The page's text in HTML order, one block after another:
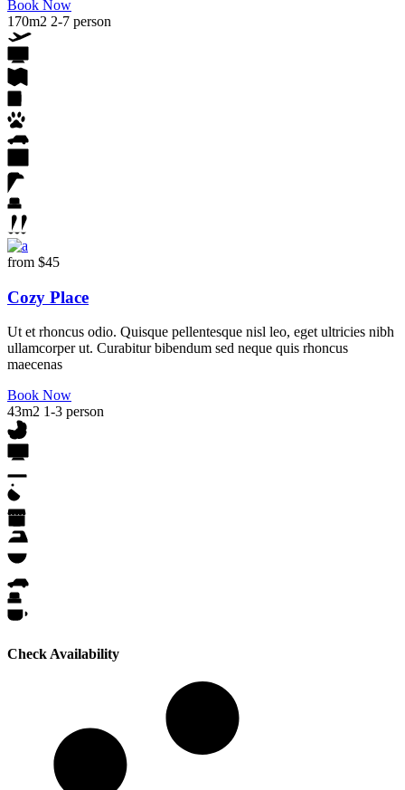
Book Now
170m2 2-7 person
from $45
Cozy Place
Ut et rhoncus odio. Quisque pellentesque nisl leo, eget ultricies nibh
ullamcorper ut. Curabitur bibendum sed neque quis rhoncus
maecenas
Book Now
43m2 1-3 person
Check Availability